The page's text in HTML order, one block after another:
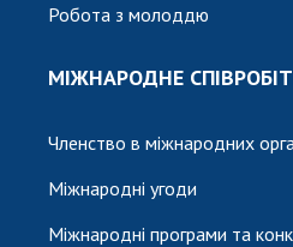
Робота з молоддю
МІЖНАРОДНЕ
Членство в міжнародних
Міжнародні угоди
Міжнародні програми та